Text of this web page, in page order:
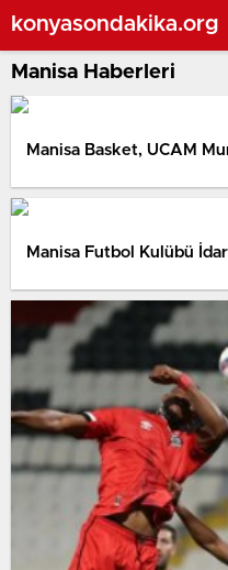
konyasondakika.org
Manisa Haberleri
Manisa Basket, UCAM
Manisa Futbol Kulübü